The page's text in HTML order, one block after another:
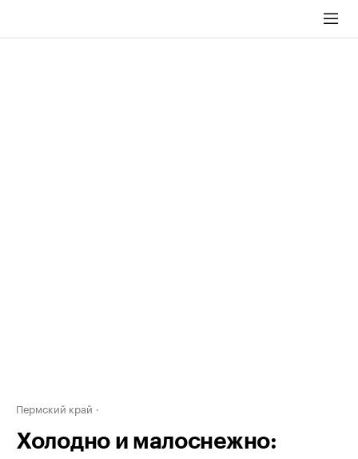
Пермский край
Холодно и малоснежно: